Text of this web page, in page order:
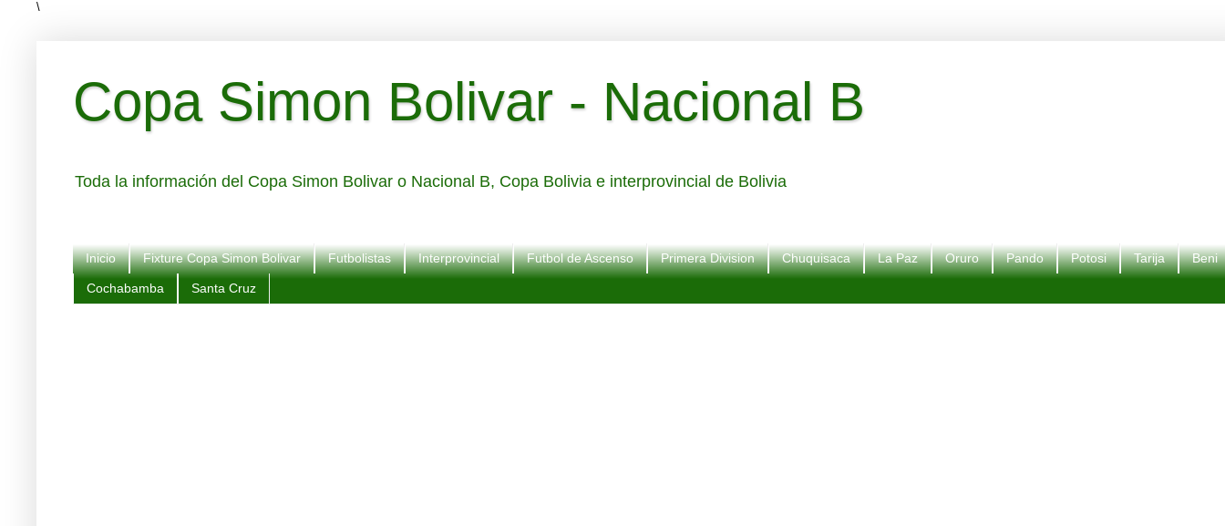
\
Copa Simon Bolivar - Nacional B
Toda la información del Copa Simon Bolivar o Nacional B, Copa Bolivia e interprovincial de Bolivia
Inicio Fixture Copa Simon Bolivar Futbolistas Interprovincial Futbol de Ascenso Primera Division Chuquisaca La Paz Oruro Pando Potosi Tarija Beni
Cochabamba Santa Cruz